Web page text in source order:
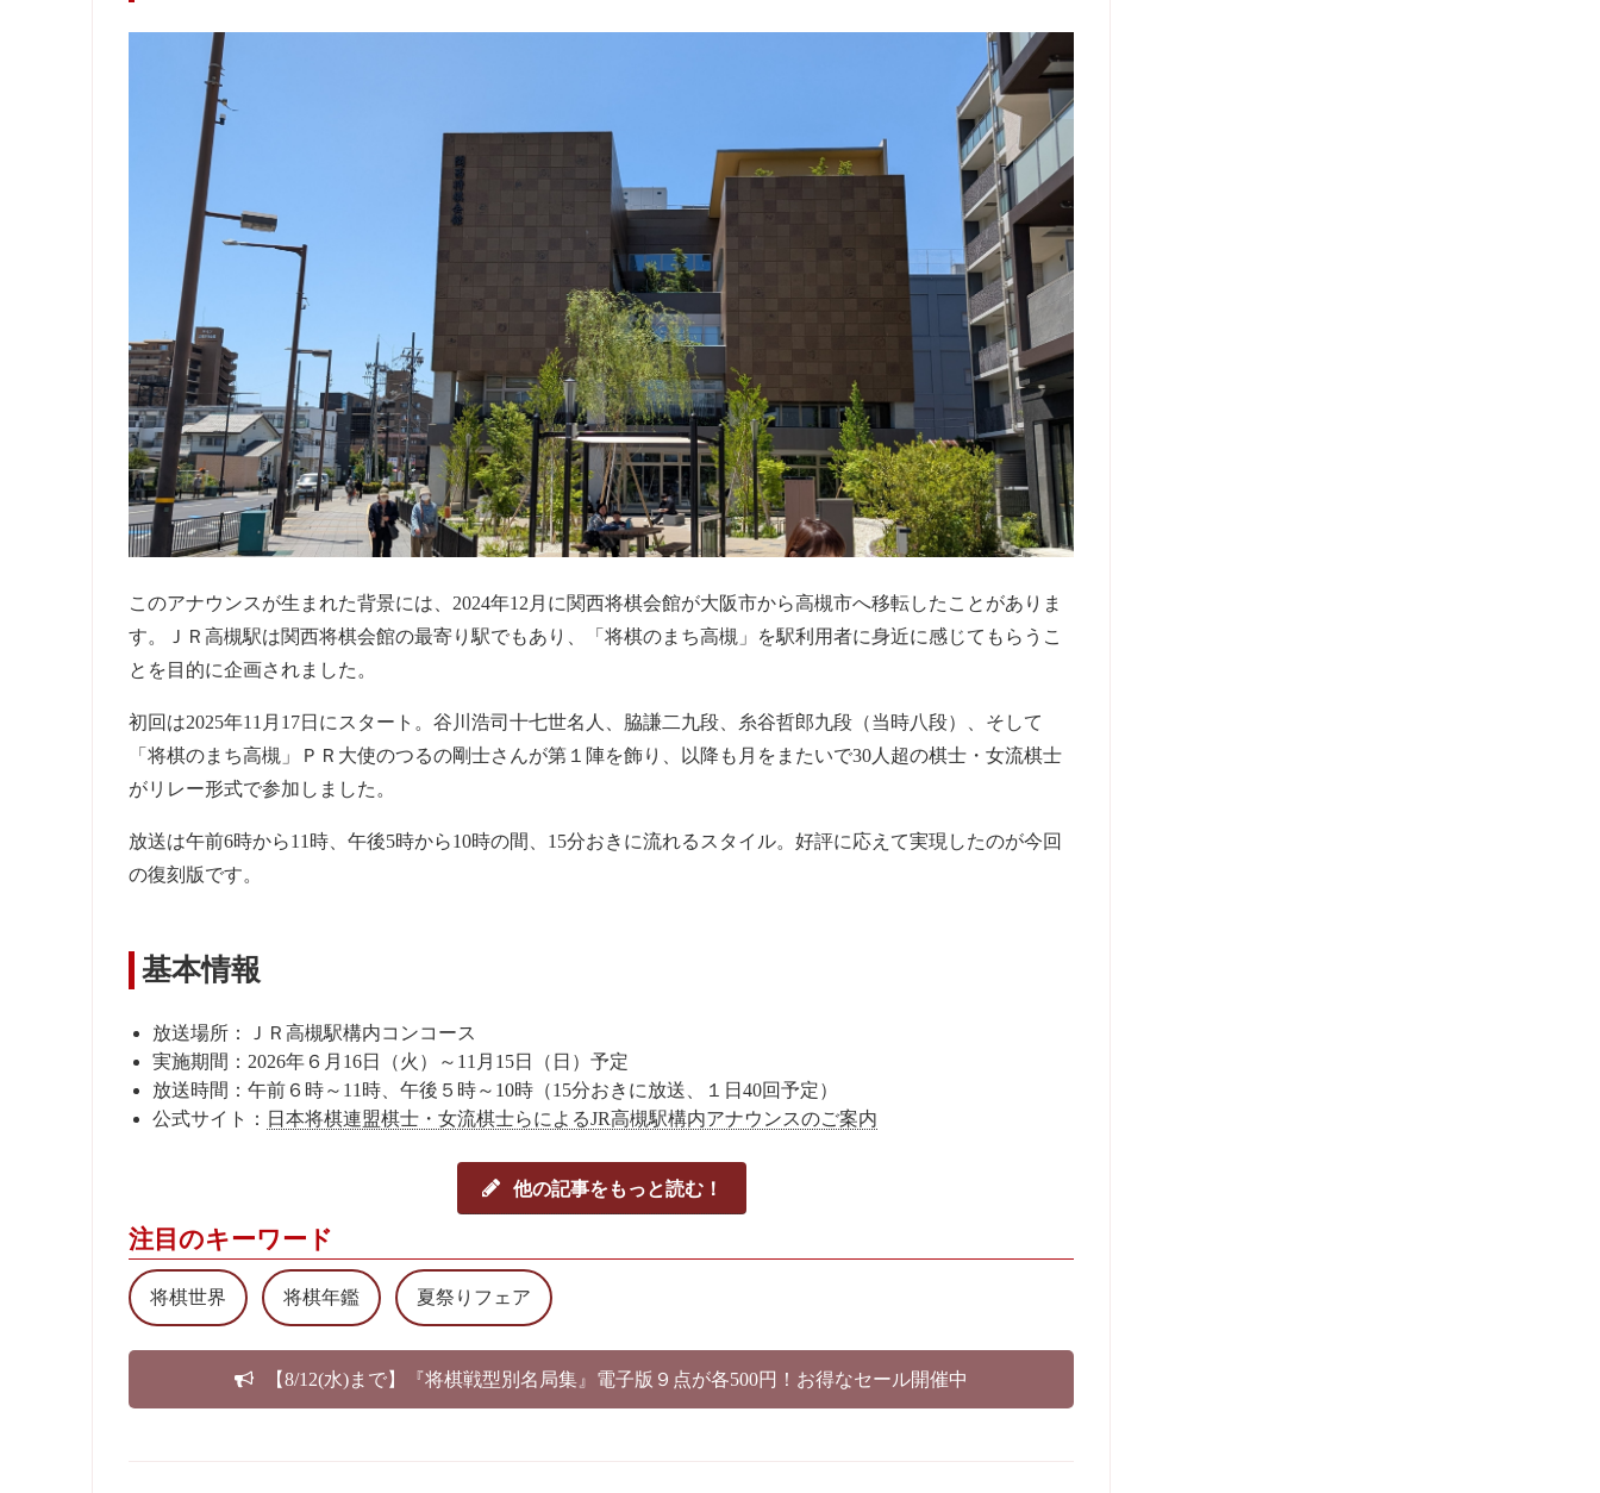
このアナウンスが生まれた背景には、2024年12月に関西将棋会館が大阪市から高槻市へ移転したことがありま
す。ＪＲ高槻駅は関西将棋会館の最寄り駅でもあり、「将棋のまち高槻」を駅利用者に身近に感じてもらうこ
とを目的に企画されました。
初回は2025年11月17日にスタート。谷川浩司十七世名人、脇謙二九段、糸谷哲郎九段（当時八段）、そして
「将棋のまち高槻」ＰＲ大使のつるの剛士さんが第１陣を飾り、以降も月をまたいで30人超の棋士・女流棋士
がリレー形式で参加しました。
放送は午前6時から11時、午後5時から10時の間、15分おきに流れるスタイル。好評に応えて実現したのが今回
の復刻版です。
基本情報
放送場所：ＪＲ高槻駅構内コンコース
実施期間：2026年６月16日（火）～11月15日（日）予定
放送時間：午前６時～11時、午後５時～10時（15分おきに放送、１日40回予定）
公式サイト： 日本将棋連盟棋士・女流棋士らによるJR高槻駅構内アナウンスのご案内
他の記事をもっと読む！
注目のキーワード
将棋世界 将棋年鑑 夏祭りフェア
【8/12(水)まで】『将棋戦型別名局集』電子版９点が各500円！お得なセール開催中